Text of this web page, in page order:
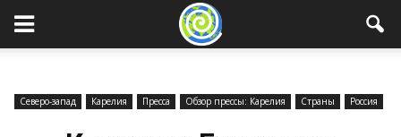
Северо-запад Карелия Пресса Обзор прессы: Карелия Страны Россия